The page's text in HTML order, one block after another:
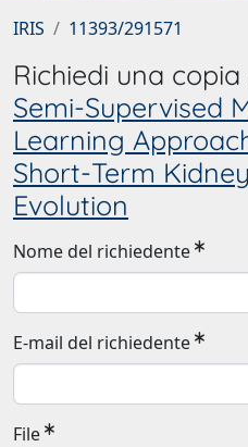
IRIS 11393/291571
Richiedi una
Semi-Supervised
Learning
Short-Term
Evolution
Nome del richiedente
E-mail del richiedente
File